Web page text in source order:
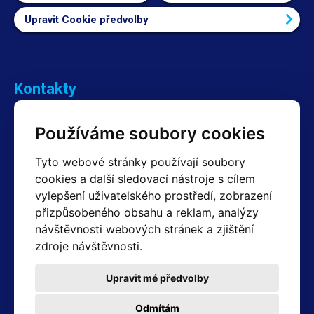
Používáme soubory cookies
Tyto webové stránky používají soubory
cookies a další sledovací nástroje s cílem
vylepšení uživatelského prostředí, zobrazení
přizpůsobeného obsahu a reklam, analýzy
návštěvnosti webových stránek a zjištění
zdroje návštěvnosti.
Odmítám
Upravit mé předvolby
Upravit Cookie předvolby
Kontakty
+420 603 357 606 +420 605 234 204
Fakturační a expediční oddělení
+420 605 259 759 (Po–Pá: 7:30 – 15:00)
Technické oddělení
+420 603 355 085 (Po–Pá: 8:00 – 16:00)
servis@hotair.cz
Platba jen v hotovosti